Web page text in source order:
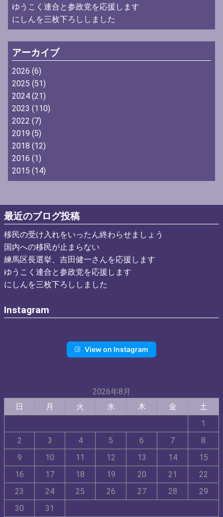
ゆうこく連合と参政党を応援します
にしんを三枚下ろししました
アーカイブ
2026 (6)
2025 (51)
2024 (21)
2023 (110)
2022 (7)
2019 (5)
2018 (12)
2016 (1)
2015 (14)
最近のブログ投稿
移民の受け入れをいったん終わらせましょう
国内への移民が止まらない
練馬区長選挙、吉田健一さんを応援します
ゆうこく連合と参政党を応援します
にしんを三枚下ろししました
Instagram
View on Instagram
2026年8月
日
月 火 水 木 金
土
1
2
3 4 5 6 7
8
9
10 11 12 13 14
15
16
17 18 19 20 21
22
23
24 25 26 27 28
29
30
31